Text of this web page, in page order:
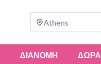
Athens
ΔΙΑΝΟΜΗ ΔΏΡΑ